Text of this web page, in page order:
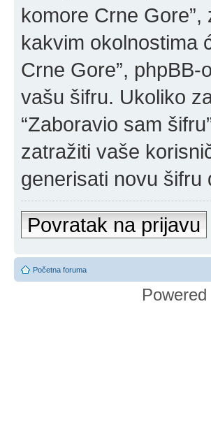
komore Crne
kakvim okolnostima
Crne Gore”,
vašu šifru. Ukoliko
“Zaboravio sam
zatražiti vaše
generisati novu šifru
Povratak na prijavu
Početna foruma